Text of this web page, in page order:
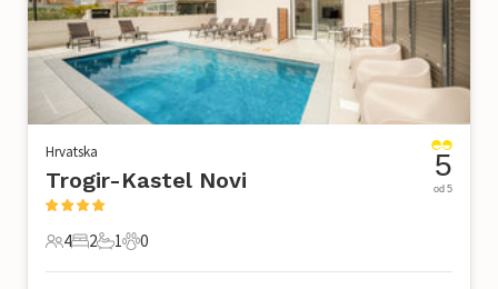
Hrvatska
Trogir-Kastel Novi
4 Gosti
4
2 Spavaće sobe
2
1 Kupaonica
1
0 Kućni ljubimac
0
5
od 5